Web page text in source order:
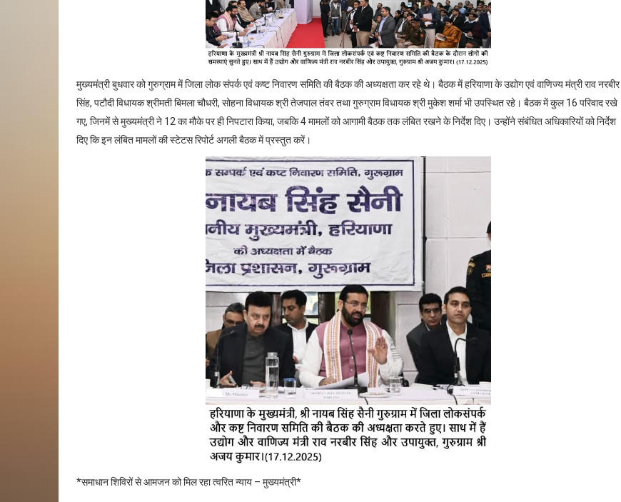
मुख्यमंत्री बुधवार को गुरुग्राम में जिला लोक संपर्क एवं कष्ट निवारण समिति की बैठक की अध्यक्षता कर रहे थे। बैठक में हरियाणा के उद्योग एवं वाणिज्य मंत्री राव नरबीर
सिंह, पटौदी विधायक श्रीमती बिमला चौधरी, सोहना विधायक श्री तेजपाल तंवर तथा गुरुग्राम विधायक श्री मुकेश शर्मा भी उपस्थित रहे। बैठक में कुल 16 परिवाद रखे
गए, जिनमें से मुख्यमंत्री ने 12 का मौके पर ही निपटारा किया, जबकि 4 मामलों को आगामी बैठक तक लंबित रखने के निर्देश दिए। उन्होंने संबंधित अधिकारियों को निर्देश
दिए कि इन लंबित मामलों की स्टेटस रिपोर्ट अगली बैठक में प्रस्तुत करें।
*समाधान शिविरों से आमजन को मिल रहा त्वरित न्याय – मुख्यमंत्री*